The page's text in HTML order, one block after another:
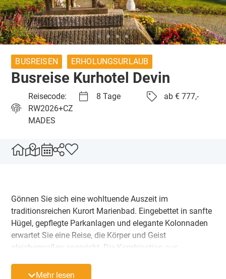
BUSREISEN ERHOLUNGSURLAUB
Busreise Kurhotel Devin
Reisecode:
RW2026+CZ
MADES
8 Tage ab € 777,-
Gönnen Sie sich eine wohltuende Auszeit im
traditionsreichen Kurort Marienbad. Eingebettet in sanfte
Hügel, gepflegte Parkanlagen und elegante Kolonnaden
erwartet Sie eine Reise, die Körper und Geist
gleichermaßen anspricht. Die Kombination aus
und entspannter Atmosphäre macht diesen Aufenthalt zu
Mehr lesen